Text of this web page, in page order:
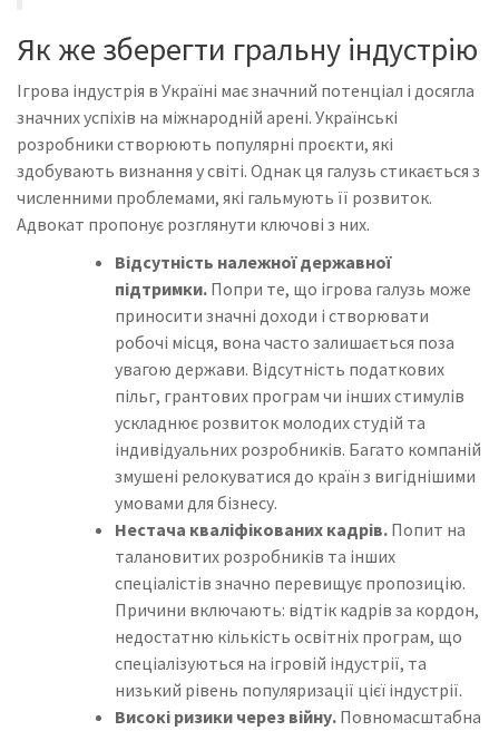
Як же зберегти гральну індустрію
Ігрова індустрія в Україні має значний потенціал і досягла
значних успіхів на міжнародній арені. Українські
розробники створюють популярні проєкти, які
здобувають визнання у світі. Однак ця галузь стикається з
численними проблемами, які гальмують її розвиток.
Адвокат пропонує розглянути ключові з них.
Відсутність належної державної
підтримки. Попри те, що ігрова галузь може
приносити значні доходи і створювати
робочі місця, вона часто залишається поза
увагою держави. Відсутність податкових
пільг, грантових програм чи інших стимулів
ускладнює розвиток молодих студій та
індивідуальних розробників. Багато компаній
змушені релокуватися до країн з вигіднішими
умовами для бізнесу.
Нестача кваліфікованих кадрів. Попит на
талановитих розробників та інших
спеціалістів значно перевищує пропозицію.
Причини включають: відтік кадрів за кордон,
недостатню кількість освітніх програм, що
спеціалізуються на ігровій індустрії, та
низький рівень популяризації цієї індустрії.
Високі ризики через війну. Повномасштабна